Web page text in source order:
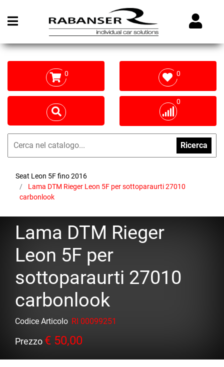
Open menu
0 0
0
Ricerca
Seat Leon 5F fino 2016
Lama DTM Rieger Leon 5F per sottoparaurti 27010
carbonlook
Lama DTM Rieger
Leon 5F per
sottoparaurti 27010
carbonlook
Codice Articolo RI 00099251
Prezzo € 50,00